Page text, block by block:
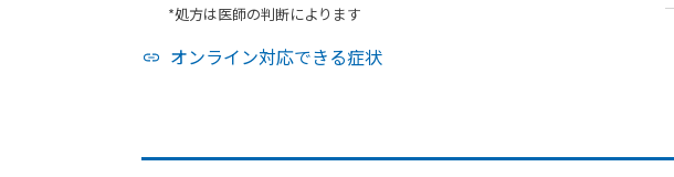
*処方は医師の判断によります
オンライン対応できる症状